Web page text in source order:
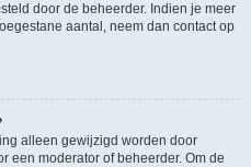
door de beheerder. Indien je meer
aantal, neem dan contact op
alleen gewijzigd worden door
een moderator of beheerder. Om de